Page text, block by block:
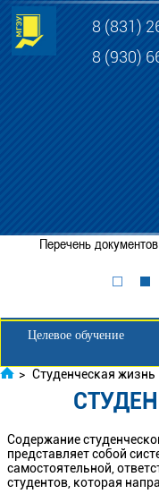
8 (831)
8 (930)
Перечень
Личный кабинет для
Целевое обучение
> Студенческая жизнь
Содержание
представляет собой
самостоятельной,
студентов, которая